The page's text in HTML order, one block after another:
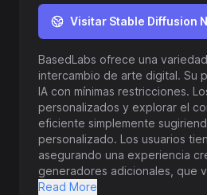
Visitar Stable Diffusion
BasedLabs ofrece una
intercambio de arte digital. Su
IA con mínimas restricciones.
personalizados y explorar el
eficiente simplemente
personalizado. Los usuarios tienen acceso a múltiples modelos de difusión estable como SDXL, SD1.5 y SD Lightning,
asegurando una experiencia
generadores adicionales, que
generadores de rostro y
Read More